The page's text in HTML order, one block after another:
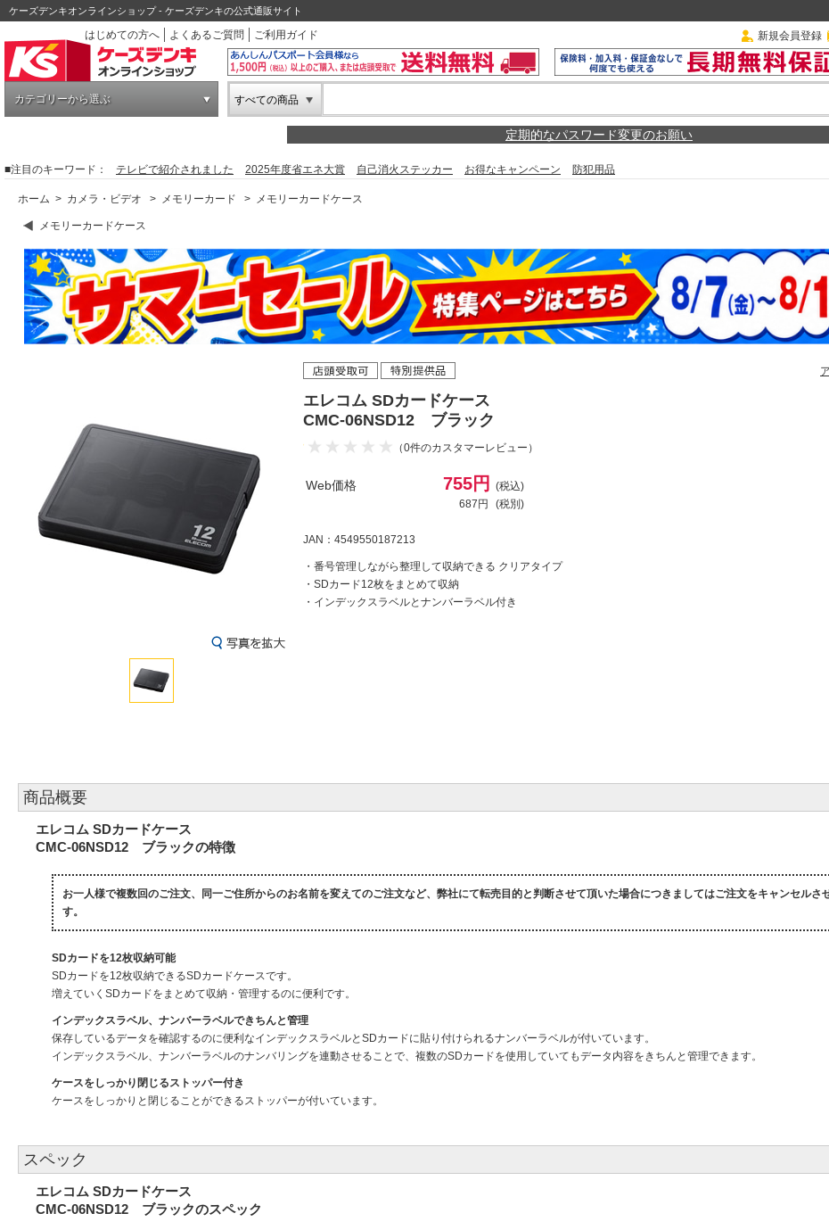
ケーズデンキオンラインショップ - ケーズデンキの公式通販サイト
はじめての方へ
よくあるご質問 ご利用ガイド 新規会員登録
カテゴリーから選ぶ すべての商品
定期的なパスワード変更のお願い
■注目のキーワード： テレビで紹介されました 2025年度省エネ大賞 自己消火ステッカー お得なキャンペーン 防犯用品
ホーム > カメラ・ビデオ > メモリーカード > メモリーカードケース
メモリーカードケース
エレコム SDカードケース
CMC-06NSD12 ブラック
（0件のカスタマーレビュー）
Web価格 755円
(税込)
687円
(税別)
JAN：4549550187213
・番号管理しながら整理して収納できる クリアタイプ
・SDカード12枚をまとめて収納
・インデックスラベルとナンバーラベル付き
商品概要
エレコム SDカードケース
CMC-06NSD12 ブラックの特徴
お一人様で複数回のご注文、同一ご住所からのお名前を変えてのご注文など、弊社にて転売目的と判断させて頂いた場合につきましてはご注文をキャンセルさ
す。
SDカードを12枚収納可能
SDカードを12枚収納できるSDカードケースです。
増えていくSDカードをまとめて収納・管理するのに便利です。
インデックスラベル、ナンバーラベルできちんと管理
保存しているデータを確認するのに便利なインデックスラベルとSDカードに貼り付けられるナンバーラベルが付いています。
インデックスラベル、ナンバーラベルのナンバリングを連動させることで、複数のSDカードを使用していてもデータ内容をきちんと管理できます。
ケースをしっかり閉じるストッパー付き
ケースをしっかりと閉じることができるストッパーが付いています。
スペック
エレコム SDカードケース
CMC-06NSD12 ブラックのスペック